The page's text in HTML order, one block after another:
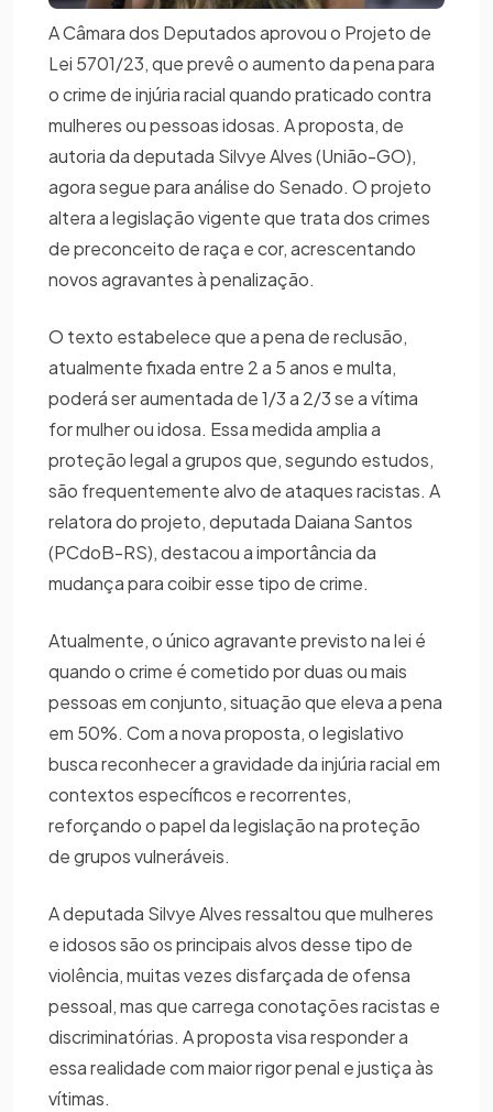
A Câmara dos Deputados aprovou o Projeto de
Lei 5701/23, que prevê o aumento da pena para
o crime de injúria racial quando praticado contra
mulheres ou pessoas idosas. A proposta, de
autoria da deputada Silvye Alves (União-GO),
agora segue para análise do Senado. O projeto
altera a legislação vigente que trata dos crimes
de preconceito de raça e cor, acrescentando
novos agravantes à penalização.
O texto estabelece que a pena de reclusão,
atualmente fixada entre 2 a 5 anos e multa,
poderá ser aumentada de 1/3 a 2/3 se a vítima
for mulher ou idosa. Essa medida amplia a
proteção legal a grupos que, segundo estudos,
são frequentemente alvo de ataques racistas. A
relatora do projeto, deputada Daiana Santos
(PCdoB-RS), destacou a importância da
mudança para coibir esse tipo de crime.
Atualmente, o único agravante previsto na lei é
quando o crime é cometido por duas ou mais
pessoas em conjunto, situação que eleva a pena
em 50%. Com a nova proposta, o legislativo
busca reconhecer a gravidade da injúria racial em
contextos específicos e recorrentes,
reforçando o papel da legislação na proteção
de grupos vulneráveis.
A deputada Silvye Alves ressaltou que mulheres
e idosos são os principais alvos desse tipo de
violência, muitas vezes disfarçada de ofensa
pessoal, mas que carrega conotações racistas e
discriminatórias. A proposta visa responder a
essa realidade com maior rigor penal e justiça às
vítimas.